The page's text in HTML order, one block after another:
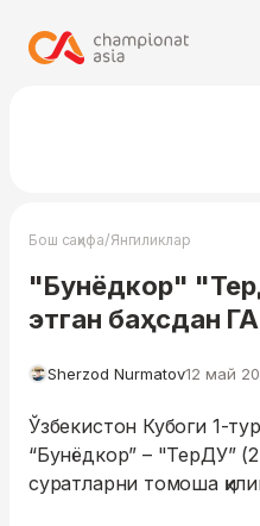
Бош саҳифа/Янгиликлар
"Бунёдкор"
этган баҳсдан
Sherzod Nurmatov12 май
Ўзбекистон Кубоги 1-
“Бунёдкор” – "ТерДУ”
суратларни томоша